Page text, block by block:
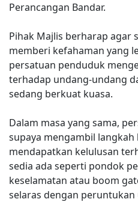
Perancangan Bandar.
Pihak Majlis berharap agar
memberi kefahaman yang
persatuan penduduk
terhadap undang-undang
sedang berkuat kuasa.
Dalam masa yang sama,
supaya mengambil
mendapatkan kelulusan
sedia ada seperti pondok
keselamatan atau boom
selaras dengan